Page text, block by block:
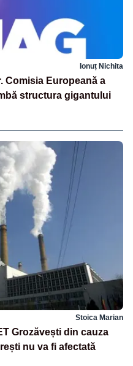
Ionuț Nichita
Comisia Europeană a
structura gigantului
Stoica Marian
Grozăvești din cauza
nu va fi afectată